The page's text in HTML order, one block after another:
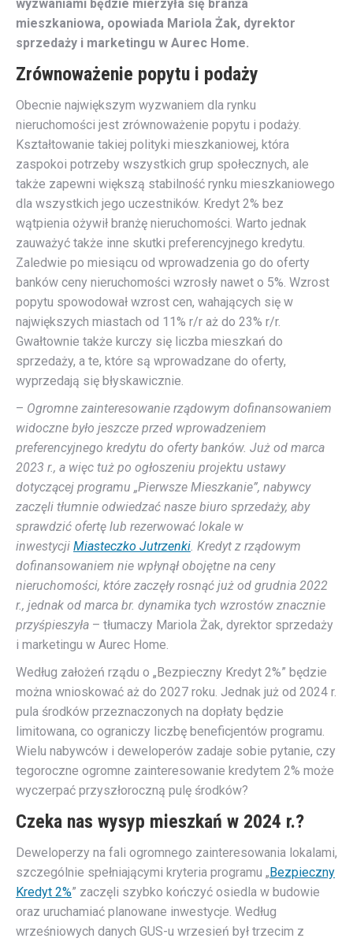
wyzwaniami będzie mierzyła się branża
mieszkaniowa, opowiada Mariola Żak, dyrektor
sprzedaży i marketingu w Aurec Home.
Zrównoważenie popytu i podaży
Obecnie największym wyzwaniem dla rynku
nieruchomości jest zrównoważenie popytu i podaży.
Kształtowanie takiej polityki mieszkaniowej, która
zaspokoi potrzeby wszystkich grup społecznych, ale
także zapewni większą stabilność rynku mieszkaniowego
dla wszystkich jego uczestników. Kredyt 2% bez
wątpienia ożywił branżę nieruchomości. Warto jednak
zauważyć także inne skutki preferencyjnego kredytu.
Zaledwie po miesiącu od wprowadzenia go do oferty
banków ceny nieruchomości wzrosły nawet o 5%. Wzrost
popytu spowodował wzrost cen, wahających się w
największych miastach od 11% r/r aż do 23% r/r.
Gwałtownie także kurczy się liczba mieszkań do
sprzedaży, a te, które są wprowadzane do oferty,
wyprzedają się błyskawicznie.
– Ogromne zainteresowanie rządowym dofinansowaniem
widoczne było jeszcze przed wprowadzeniem
preferencyjnego kredytu do oferty banków. Już od marca
2023 r., a więc tuż po ogłoszeniu projektu ustawy
dotyczącej programu „Pierwsze Mieszkanie”, nabywcy
zaczęli tłumnie odwiedzać nasze biuro sprzedaży, aby
sprawdzić ofertę lub rezerwować lokale w
inwestycji Miasteczko Jutrzenki. Kredyt z rządowym
dofinansowaniem nie wpłynął obojętne na ceny
nieruchomości, które zaczęły rosnąć już od grudnia 2022
r., jednak od marca br. dynamika tych wzrostów znacznie
przyśpieszyła – tłumaczy Mariola Żak, dyrektor sprzedaży
i marketingu w Aurec Home.
Według założeń rządu o „Bezpieczny Kredyt 2%” będzie
można wnioskować aż do 2027 roku. Jednak już od 2024 r.
pula środków przeznaczonych na dopłaty będzie
limitowana, co ograniczy liczbę beneficjentów programu.
Wielu nabywców i deweloperów zadaje sobie pytanie, czy
tegoroczne ogromne zainteresowanie kredytem 2% może
wyczerpać przyszłoroczną pulę środków?
Czeka nas wysyp mieszkań w 2024 r.?
Deweloperzy na fali ogromnego zainteresowania lokalami,
szczególnie spełniającymi kryteria programu „Bezpieczny
Kredyt 2%” zaczęli szybko kończyć osiedla w budowie
oraz uruchamiać planowane inwestycje. Według
wrześniowych danych GUS-u wrzesień był trzecim z